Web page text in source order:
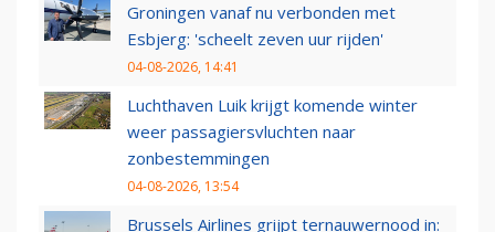
Groningen vanaf nu verbonden met
Esbjerg: 'scheelt zeven uur rijden'
04-08-2026, 14:41
Luchthaven Luik krijgt komende winter
weer passagiersvluchten naar
zonbestemmingen
04-08-2026, 13:54
Brussels Airlines grijpt ternauwernood in: